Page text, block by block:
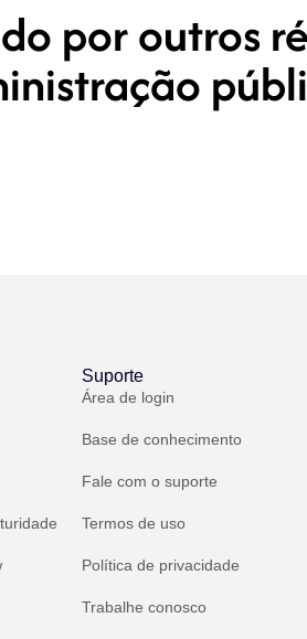
por outros
Suporte
Área de login
Base de conhecimento
Fale com o suporte
Termos de uso
Política de privacidade
Trabalhe conosco